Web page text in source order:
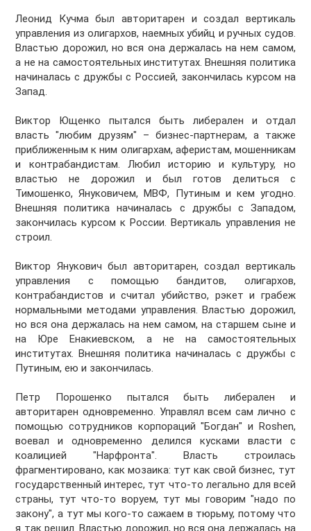
Леонид Кучма был авторитарен и создал вертикаль
управления из олигархов, наемных убийц и ручных судов.
Властью дорожил, но вся она держалась на нем самом,
а не на самостоятельных институтах. Внешняя политика
начиналась с дружбы с Россией, закончилась курсом на
Запад.
Виктор Ющенко пытался быть либерален и отдал
власть "любим друзям" – бизнес-партнерам, а также
приближенным к ним олигархам, аферистам, мошенникам
и контрабандистам. Любил историю и культуру, но
властью не дорожил и был готов делиться с
Тимошенко, Януковичем, МВФ, Путиным и кем угодно.
Внешняя политика начиналась с дружбы с Западом,
закончилась курсом к России. Вертикаль управления не
строил.
Виктор Янукович был авторитарен, создал вертикаль
управления с помощью бандитов, олигархов,
контрабандистов и считал убийство, рэкет и грабеж
нормальными методами управления. Властью дорожил,
но вся она держалась на нем самом, на старшем сыне и
на Юре Енакиевском, а не на самостоятельных
институтах. Внешняя политика начиналась с дружбы с
Путиным, ею и закончилась.
Петр Порошенко пытался быть либерален и
авторитарен одновременно. Управлял всем сам лично с
помощью сотрудников корпораций "Богдан" и Roshen,
воевал и одновременно делился кусками власти с
коалицией "Нарфронта". Власть строилась
фрагментировано, как мозаика: тут как свой бизнес, тут
государственный интерес, тут что-то легально для всей
страны, тут что-то воруем, тут мы говорим "надо по
закону", а тут мы кого-то сажаем в тюрьму, потому что
я так решил. Властью дорожил, но вся она держалась на